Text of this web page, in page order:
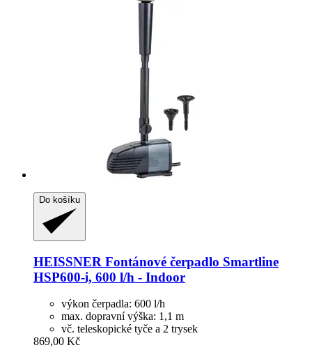
Do košíku
HEISSNER Fontánové čerpadlo Smartline
HSP600-​i, 600 l/h -​ Indoor
výkon čerpadla: 600 l/h
max. dopravní výška: 1,1 m
vč. teleskopické tyče a 2 trysek
869,00 Kč